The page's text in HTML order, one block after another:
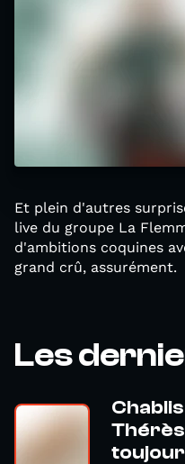
Et plein d'autres
live du groupe La
d'ambitions coquines
grand crû, assurément.
Les